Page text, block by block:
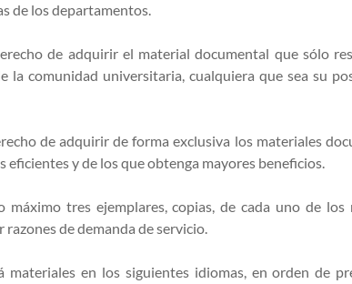
de los departamentos.
de adquirir el material documental que sólo
la comunidad universitaria, cualquiera que sea su
de adquirir de forma exclusiva los materiales
eficientes y de los que obtenga mayores beneficios.
máximo tres ejemplares, copias, de cada uno de los
de demanda de servicio.
materiales en los siguientes idiomas, en orden de